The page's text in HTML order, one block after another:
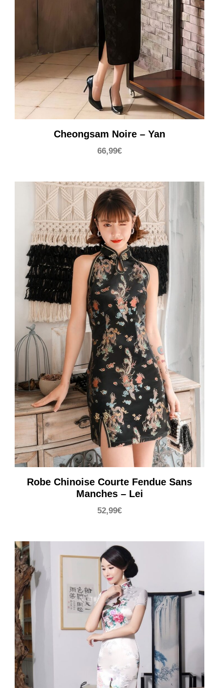
Cheongsam Noire – Yan
66,99€
Robe Chinoise Courte Fendue Sans
Manches – Lei
52,99€